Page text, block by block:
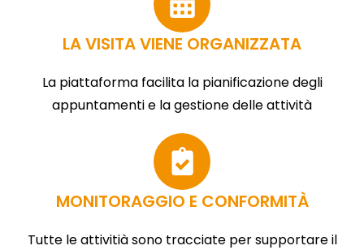
LA VISITA VIENE ORGANIZZATA
La piattaforma facilita la pianificazione degli
appuntamenti e la gestione delle attività
MONITORAGGIO E CONFORMITÀ
Tutte le attivitià sono tracciate per supportare il